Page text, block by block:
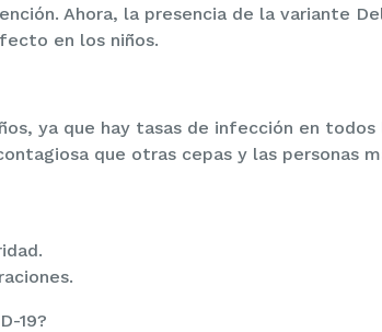
Ahora, la presencia de la variante
en los niños.
ya que hay tasas de infección en todos
que otras cepas y las personas
19?